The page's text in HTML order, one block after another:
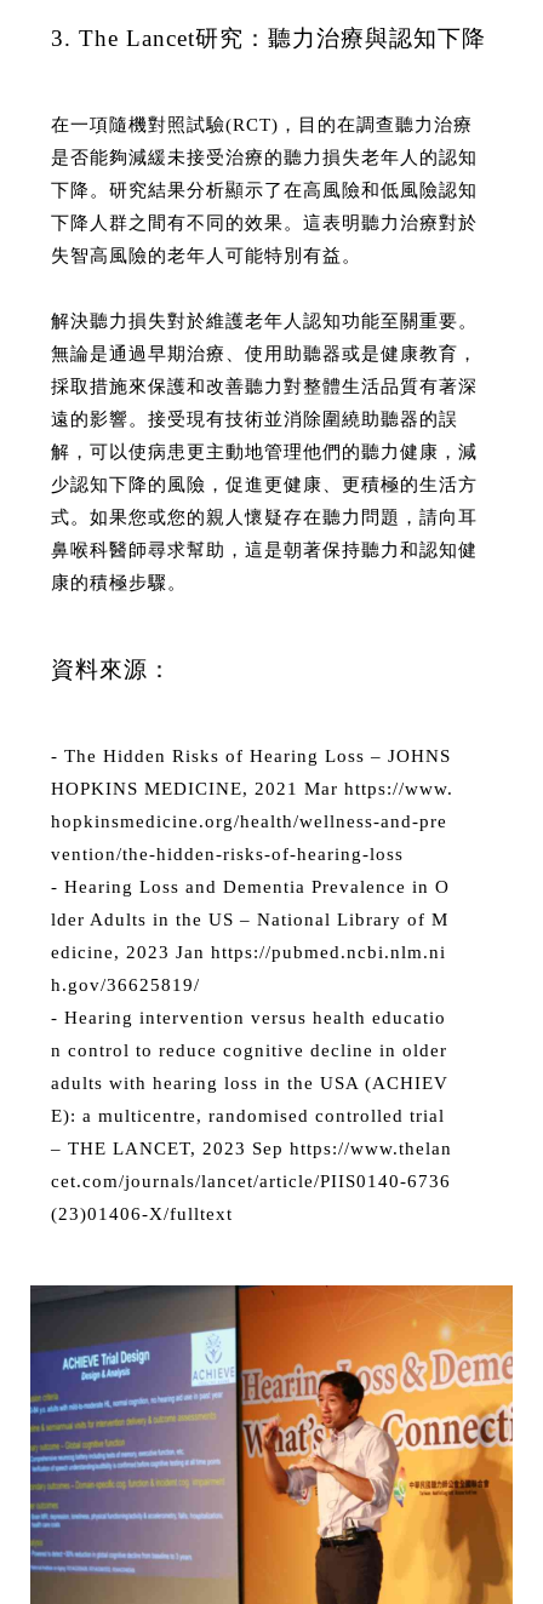
3. The Lancet研究：聽力治療與認知下降
在一項隨機對照試驗(RCT)，目的在調查聽力治療
是否能夠減緩未接受治療的聽力損失老年人的認知
下降。研究結果分析顯示了在高風險和低風險認知
下降人群之間有不同的效果。這表明聽力治療對於
失智高風險的老年人可能特別有益。
解決聽力損失對於維護老年人認知功能至關重要。
無論是通過早期治療、使用助聽器或是健康教育，
採取措施來保護和改善聽力對整體生活品質有著深
遠的影響。接受現有技術並消除圍繞助聽器的誤
解，可以使病患更主動地管理他們的聽力健康，減
少認知下降的風險，促進更健康、更積極的生活方
式。如果您或您的親人懷疑存在聽力問題，請向耳
鼻喉科醫師尋求幫助，這是朝著保持聽力和認知健
康的積極步驟。
資料來源：
- The Hidden Risks of Hearing Loss – JOHNS
HOPKINS MEDICINE, 2021 Mar https://www.
hopkinsmedicine.org/health/wellness-and-pre
vention/the-hidden-risks-of-hearing-loss
- Hearing Loss and Dementia Prevalence in O
lder Adults in the US – National Library of M
edicine, 2023 Jan https://pubmed.ncbi.nlm.ni
h.gov/36625819/
- Hearing intervention versus health educatio
n control to reduce cognitive decline in older
adults with hearing loss in the USA (ACHIEV
E): a multicentre, randomised controlled trial
– THE LANCET, 2023 Sep https://www.thelan
cet.com/journals/lancet/article/PIIS0140-6736
(23)01406-X/fulltext